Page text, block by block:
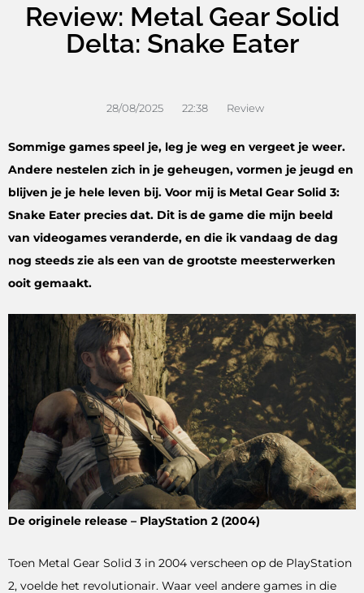
Review: Metal Gear Solid
Delta: Snake Eater
28/08/2025 22:38 Review
Sommige games speel je, leg je weg en vergeet je weer.
Andere nestelen zich in je geheugen, vormen je jeugd en
blijven je je hele leven bij. Voor mij is Metal Gear Solid 3:
Snake Eater precies dat. Dit is de game die mijn beeld
van videogames veranderde, en die ik vandaag de dag
nog steeds zie als een van de grootste meesterwerken
ooit gemaakt.
De originele release – PlayStation 2 (2004)
Toen Metal Gear Solid 3 in 2004 verscheen op de PlayStation
2, voelde het revolutionair. Waar veel andere games in die